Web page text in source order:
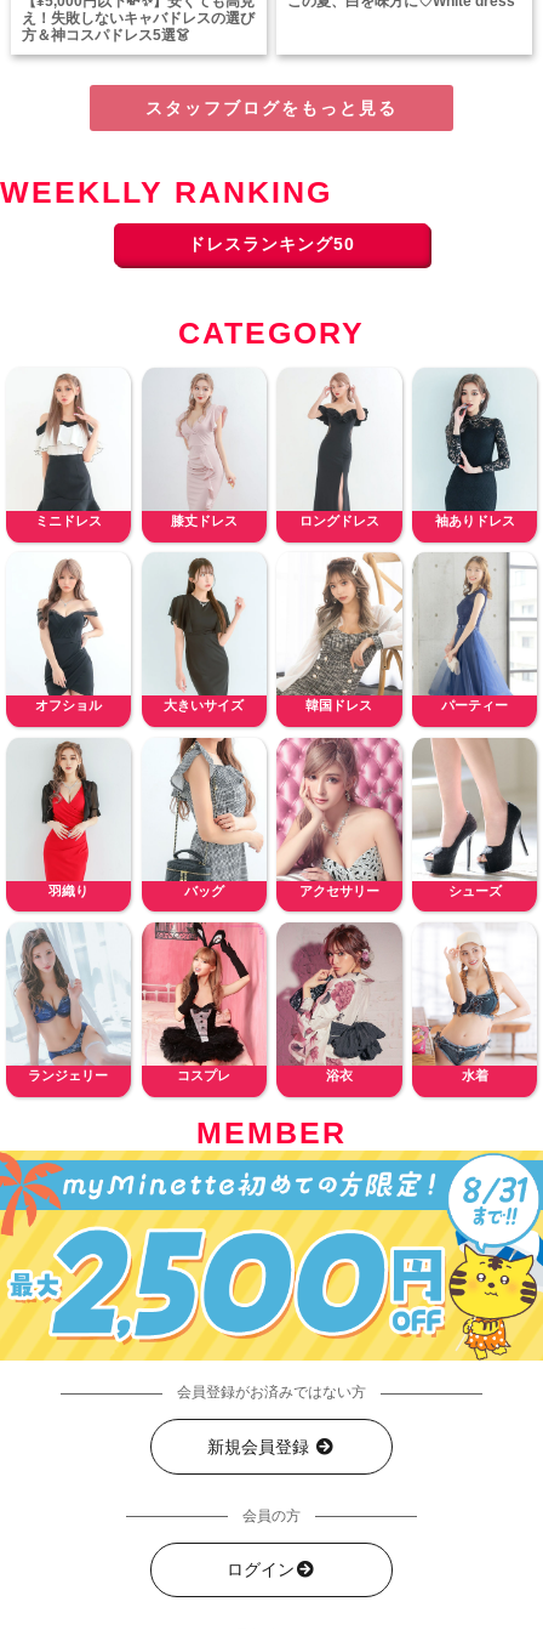
え！失敗しないキャバドレスの選び
方＆神コスパドレス5選👗
スタッフブログをもっと見る
WEEKLLY RANKING
ドレスランキング50
CATEGORY
ミニドレス 膝丈ドレス ロングドレス 袖ありドレス
オフショル 大きいサイズ 韓国ドレス パーティー
羽織り バッグ アクセサリー シューズ
ランジェリー コスプレ 浴衣 水着
MEMBER
会員登録がお済みではない方
新規会員登録
会員の方
ログイン